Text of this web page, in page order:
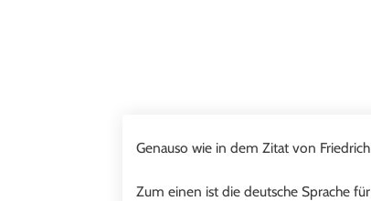
Genauso wie in dem Zitat von
Zum einen ist die deutsche Sprache